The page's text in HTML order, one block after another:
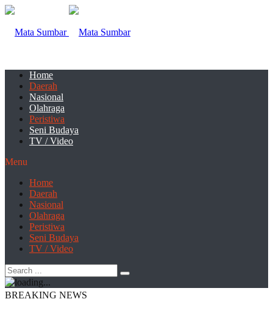
Home
Daerah
Nasional
Olahraga
Peristiwa
Seni Budaya
TV / Video
Menu
Home
Daerah
Nasional
Olahraga
Peristiwa
Seni Budaya
TV / Video
BREAKING NEWS